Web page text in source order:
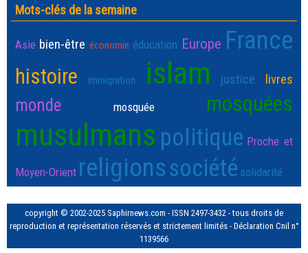
Mots-clés de la semaine
Asie bien-être économie éducation Europe France
histoire immigration islam justice livres
monde mosquée mosquées
musulmans politique Proche et
Moyen-Orient religionssociété solidarité
copyright © 2002-2025 Saphirnews.com - ISSN 2497-3432 - tous droits de
reproduction et représentation réservés et strictement limités - Déclaration Cnil n°
1139566